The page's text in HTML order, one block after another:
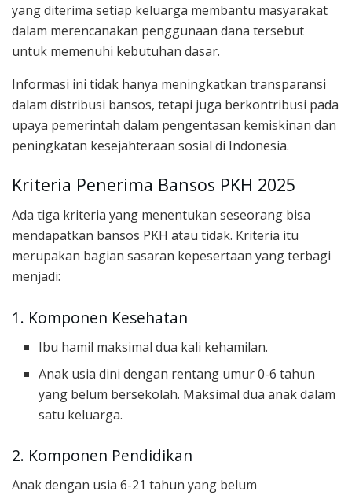
yang diterima setiap keluarga membantu masyarakat
dalam merencanakan penggunaan dana tersebut
untuk memenuhi kebutuhan dasar.
Informasi ini tidak hanya meningkatkan transparansi
dalam distribusi bansos, tetapi juga berkontribusi pada
upaya pemerintah dalam pengentasan kemiskinan dan
peningkatan kesejahteraan sosial di Indonesia.
Kriteria Penerima Bansos PKH 2025
Ada tiga kriteria yang menentukan seseorang bisa
mendapatkan bansos PKH atau tidak. Kriteria itu
merupakan bagian sasaran kepesertaan yang terbagi
menjadi:
1. Komponen Kesehatan
Ibu hamil maksimal dua kali kehamilan.
Anak usia dini dengan rentang umur 0-6 tahun
yang belum bersekolah. Maksimal dua anak dalam
satu keluarga.
2. Komponen Pendidikan
Anak dengan usia 6-21 tahun yang belum